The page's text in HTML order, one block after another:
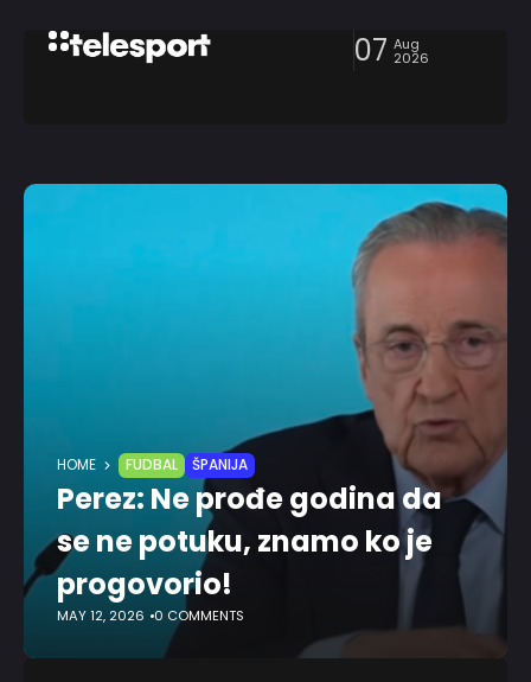
07 Aug
2026
HOME FUDBAL ŠPANIJA
Perez: Ne prođe godina da
se ne potuku, znamo ko je
progovorio!
MAY 12, 2026 0 COMMENTS